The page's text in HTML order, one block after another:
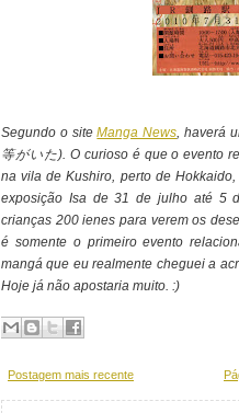
Segundo o siteManga News, haverá
等がいた). O curioso é que o evento
na vila de Kushiro, perto de
exposição Isa de 31 de julho até 5
crianças 200 ienes para verem os
é somente o primeiro evento
mangá que eu realmente cheguei a
Hoje já não apostaria muito. :)
Postagem mais recente